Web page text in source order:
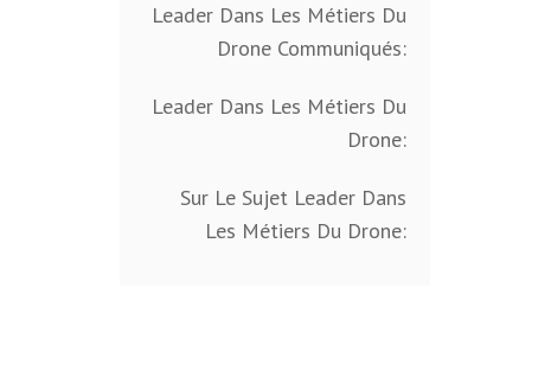
Leader Dans Les Métiers Du
Drone Communiqués:
Leader Dans Les Métiers Du
Drone:
Sur Le Sujet Leader Dans
Les Métiers Du Drone: